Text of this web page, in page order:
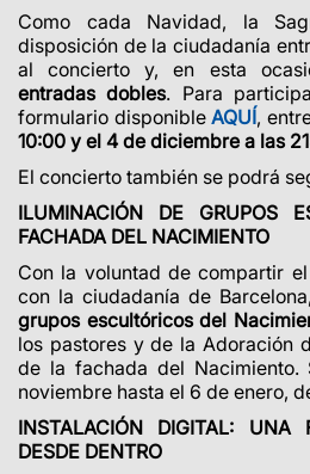
Como cada Navidad, la
disposición de la ciudadanía
al concierto y, en esta
entradas dobles. Para
formulario disponibleAQUÍ,
10:00 y el 4 de diciembre a las
El concierto también se podrá
ILUMINACIÓN DE GRUPOS
FACHADA DEL NACIMIENTO
Con la voluntad de compartir
con la ciudadanía de
grupos escultóricos del
los pastores y de la Adoración
de la fachada del
noviembre hasta el 6 de enero,
INSTALACIÓN DIGITAL: UNA
DESDE DENTRO